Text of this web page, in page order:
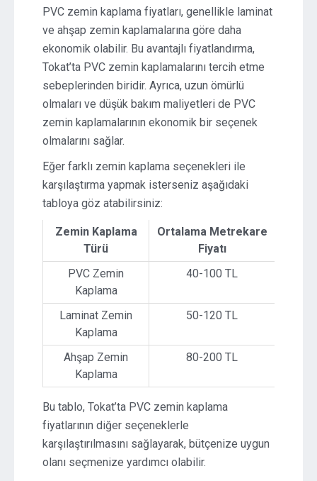
PVC zemin kaplama fiyatları, genellikle laminat
ve ahşap zemin kaplamalarına göre daha
ekonomik olabilir. Bu avantajlı fiyatlandırma,
Tokat’ta PVC zemin kaplamalarını tercih etme
sebeplerinden biridir. Ayrıca, uzun ömürlü
olmaları ve düşük bakım maliyetleri de PVC
zemin kaplamalarının ekonomik bir seçenek
olmalarını sağlar.
Eğer farklı zemin kaplama seçenekleri ile
karşılaştırma yapmak isterseniz aşağıdaki
tabloya göz atabilirsiniz:
Zemin Kaplama
Türü
Ortalama Metrekare
Fiyatı
PVC Zemin
Kaplama
40-100 TL
Laminat Zemin
Kaplama
50-120 TL
Ahşap Zemin
Kaplama
80-200 TL
Bu tablo, Tokat’ta PVC zemin kaplama
fiyatlarının diğer seçeneklerle
karşılaştırılmasını sağlayarak, bütçenize uygun
olanı seçmenize yardımcı olabilir.